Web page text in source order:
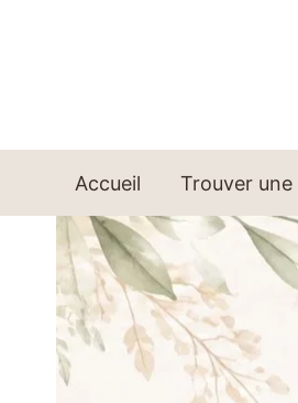
Accueil Trouver